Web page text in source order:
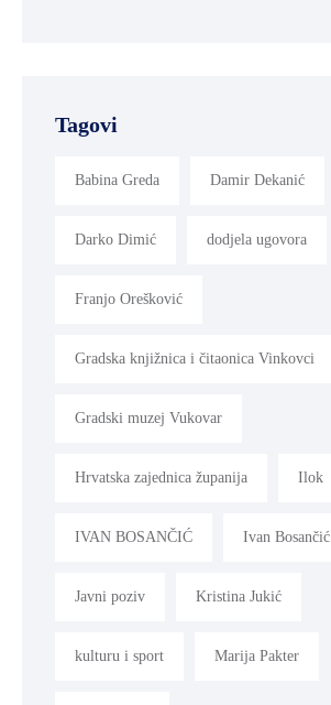
Tagovi
Babina Greda Damir Dekanić
Darko Dimić dodjela ugovora
Franjo Orešković
Gradska knjižnica i čitaonica Vinkovci
Gradski muzej Vukovar
Hrvatska zajednica županija Ilok
IVAN BOSANČIĆ Ivan Bosančić
Javni poziv Kristina Jukić
kulturu i sport Marija Pakter